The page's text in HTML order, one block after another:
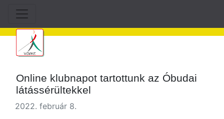
Online klubnapot tartottunk az Óbudai
látássérültekkel
2022. február 8.